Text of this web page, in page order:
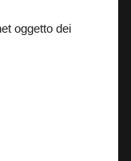
oggetto dei